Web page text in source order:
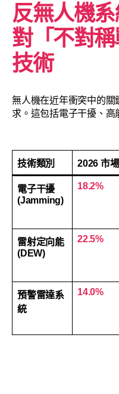
反無人機
對「不對
技術
無人機在近年衝突中的關
求。這包括電子干擾、高
技術類別 2026 市
電子干擾
(Jamming)
18.2%
雷射定向能
(DEW)
22.5%
預警雷達系
統
14.0%